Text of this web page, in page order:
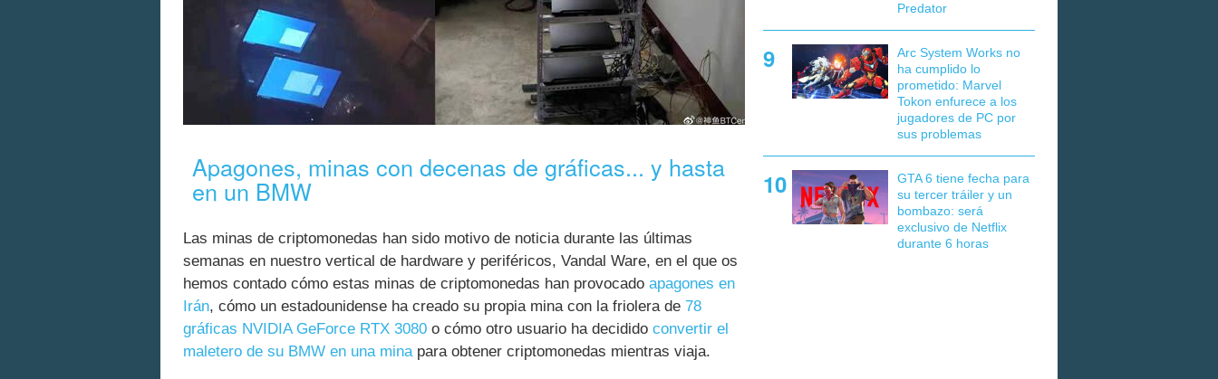
Apagones, minas con decenas de gráficas... y hasta
en un BMW
Las minas de criptomonedas han sido motivo de noticia durante las últimas
semanas en nuestro vertical de hardware y periféricos, Vandal Ware, en el que os
hemos contado cómo estas minas de criptomonedas han provocado apagones en
Irán, cómo un estadounidense ha creado su propia mina con la friolera de 78
gráficas NVIDIA GeForce RTX 3080 o cómo otro usuario ha decidido convertir el
maletero de su BMW en una mina para obtener criptomonedas mientras viaja.
Predator
Arc System Works no
ha cumplido lo
prometido: Marvel
Tokon enfurece a los
jugadores de PC por
sus problemas
GTA 6 tiene fecha para
su tercer tráiler y un
bombazo: será
exclusivo de Netflix
durante 6 horas